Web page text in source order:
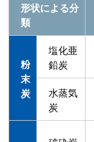
形状による分
類
粉
末
炭
塩化亜
鉛炭
水蒸気
炭